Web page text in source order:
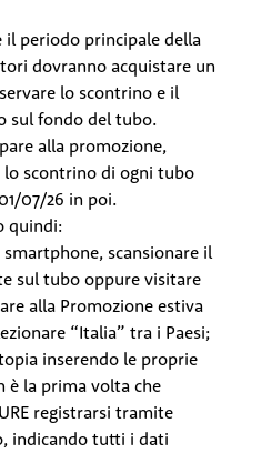
il periodo principale della
dovranno acquistare un
lo scontrino e il
sul fondo del tubo.
alla promozione,
lo scontrino di ogni tubo
07/26 in poi.
quindi:
scansionare il
sul tubo oppure visitare
alla Promozione estiva
“Italia” tra i Paesi;
inserendo le proprie
è la prima volta che
registrarsi tramite
indicando tutti i dati